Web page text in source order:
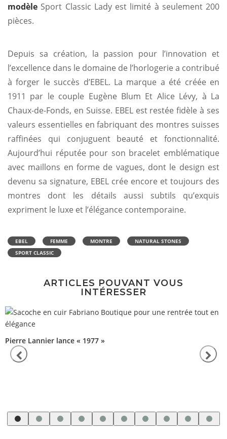
modèle Sport Classic Lady est limité à seulement 200
pièces.
Depuis sa création, la passion pour l’innovation et
l’excellence dans le domaine de l’horlogerie a contribué
à forger le succès d’EBEL. La marque a été créée en
1911 par le couple Eugène Blum Et Alice Lévy, à La
Chaux-de-Fonds, en Suisse. EBEL est restée fidèle à ses
valeurs essentielles en fabriquant des montres suisses
raffinées qui conjuguent beauté et fonctionnalité.
Aujourd’hui réputée pour son bracelet emblématique
avec maillons en forme de vagues, dont le design est
devenu sa signature, EBEL crée encore et toujours des
montres dont les détails aussi subtils qu’exquis
expriment le luxe et l’élégance contemporaine.
EBEL FEMME MONTRE
NATURAL STONES
SPORT CLASSIC
ARTICLES POUVANT VOUS
INTÉRESSER
Pierre Lannier lance « 1977 »